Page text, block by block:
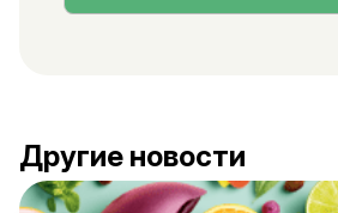
Другие новости